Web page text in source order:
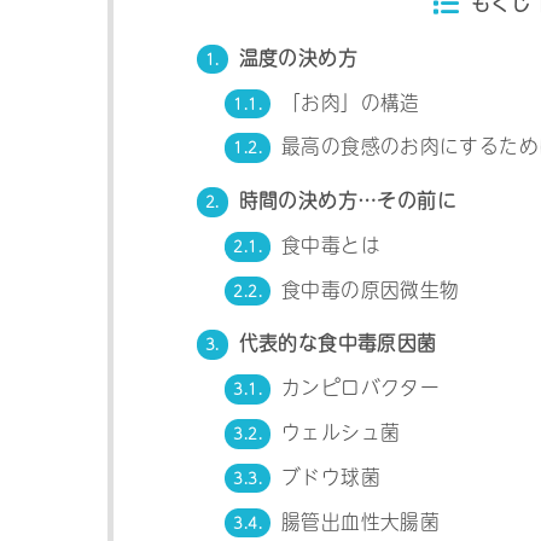
1. 温度の決め方
1.1. 「お肉」の構造
1.2. 最高の食感のお肉にするた
2. 時間の決め方…その前に
2.1. 食中毒とは
2.2. 食中毒の原因微生物
3. 代表的な食中毒原因菌
3.1. カンピロバクター
3.2. ウェルシュ菌
3.3. ブドウ球菌
3.4. 腸管出血性大腸菌